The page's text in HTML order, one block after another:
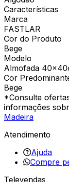
Características
Marca
FASTLAR
Cor do Produto
Bege
Modelo
Almofada
Cor
Bege
*Consulte
informações
Madeira
Atendimento
Ajuda
Compre
Televendas